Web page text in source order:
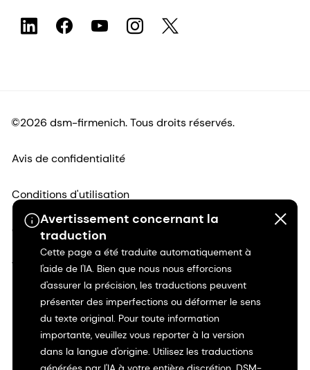
Avertissement concernant la
traduction
Cette page a été traduite automatiquement à
l'aide de l'IA. Bien que nous nous efforcions
d'assurer la précision, les traductions peuvent
présenter des imperfections ou déformer le sens
du texte original. Pour toute information
importante, veuillez vous reporter à la version
dans la langue d'origine. Utilisez les traductions
©2026 dsm-firmenich. Tous droits réservés.
Avis de confidentialité
Conditions d'utilisation
Conditions d'utilisation
Transparence en Californie
Déclaration d'accessibilité
Informations juridiques